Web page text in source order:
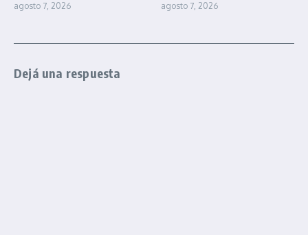
agosto 7, 2026 agosto 7, 2026
Dejá una respuesta